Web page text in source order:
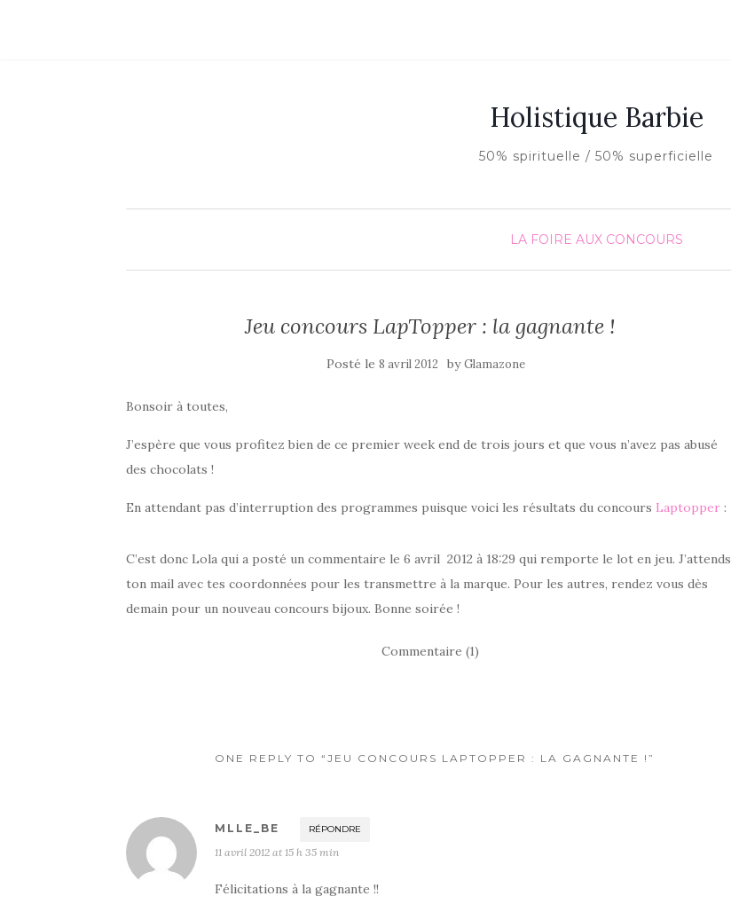
Holistique Barbie
50% spirituelle / 50% superficielle
LA FOIRE AUX CONCOURS
Jeu concours LapTopper : la gagnante !
Posté le8 avril 2012 byGlamazone
Bonsoir à toutes,
J’espère que vous profitez bien de ce premier week end de trois jours et que vous n’avez pas abusé
des chocolats !
En attendant pas d’interruption des programmes puisque voici les résultats du concours Laptopper :
C’est donc Lola qui a posté un commentaire le 6 avril 2012 à 18:29 qui remporte le lot en jeu. J’attends
ton mail avec tes coordonnées pour les transmettre à la marque. Pour les autres, rendez vous dès
demain pour un nouveau concours bijoux. Bonne soirée !
Commentaire (1)
ONE REPLY TO “JEU CONCOURS LAPTOPPER : LA GAGNANTE !”
MLLE_BE RÉPONDRE
11 avril 2012 at 15 h 35 min
Félicitations à la gagnante !!